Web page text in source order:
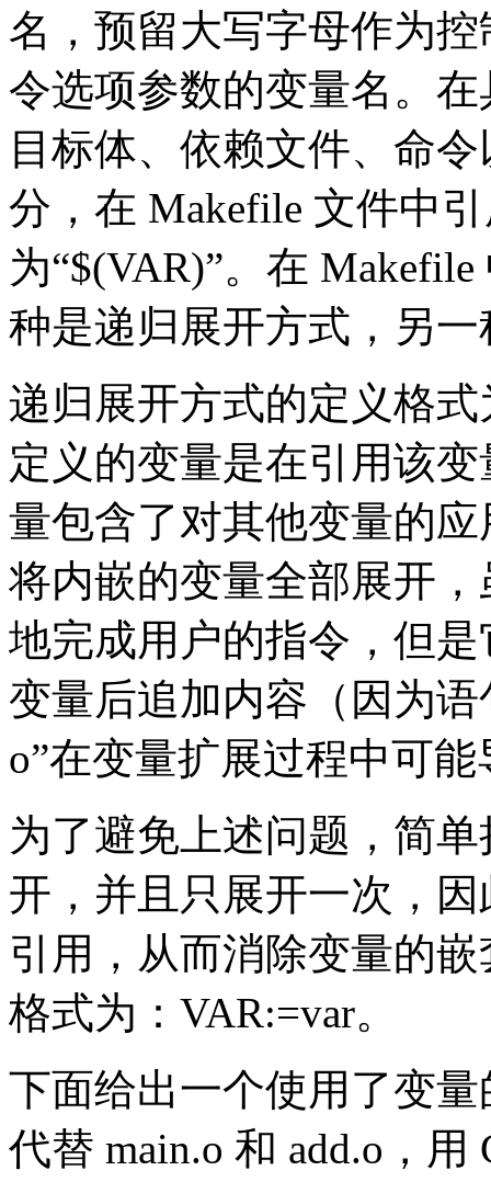
名，预留大写字母作为
令选项参数的变量名。
目标体、依赖文件、命
分，在 Makefile 文件中
为“$(VAR)”。在
种是递归展开方式，另
递归展开方式的定义格
定义的变量是在引用该
量包含了对其他变量的
将内嵌的变量全部展开
地完成用户的指令，但
变量后追加内容（因为语
o”在变量扩展过程中可
为了避免上述问题，简
开，并且只展开一次，
引用，从而消除变量的
格式为：VAR:=var。
下面给出一个使用了变量
代替 main.o 和 add.o，